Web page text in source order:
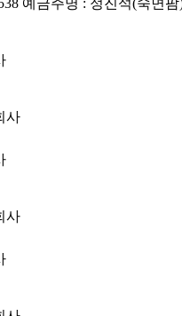
예금주명 : 정진석(숙면팜